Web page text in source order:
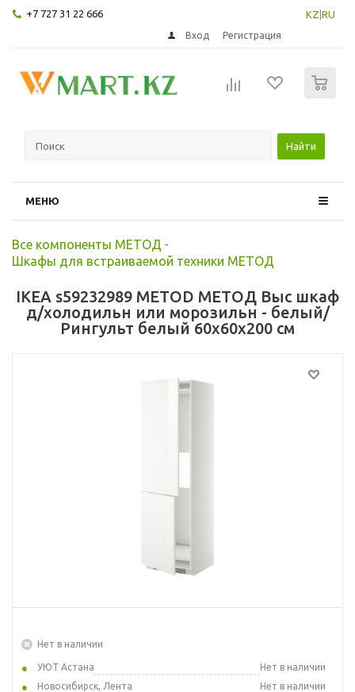
+7 727 31 22 666 KZ RU
Вход Регистрация
Найти
МЕНЮ
Все компоненты МЕТОД -
Шкафы для встраиваемой техники МЕТОД
IKEA s59232989 METOD МЕТОД Выс шкаф
д/холодильн или морозильн - белый/
Рингульт белый 60x60x200 см
Нет в наличии
УЮТ Астана
Нет в наличии
Новосибирск, Лента
Нет в наличии